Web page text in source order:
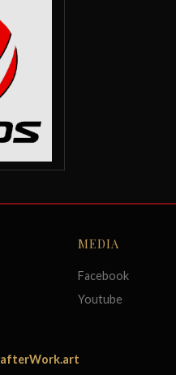
MEDIA
Facebook
Youtube
afterWork.art